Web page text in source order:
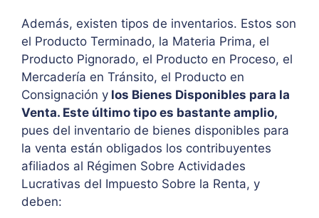
Además, existen tipos de inventarios. Estos son
el Producto Terminado, la Materia Prima, el
Producto Pignorado, el Producto en Proceso, el
Mercadería en Tránsito, el Producto en
Consignación y los Bienes Disponibles para la
Venta. Este último tipo es bastante amplio,
pues del inventario de bienes disponibles para
la venta están obligados los contribuyentes
afiliados al Régimen Sobre Actividades
Lucrativas del Impuesto Sobre la Renta, y
deben: